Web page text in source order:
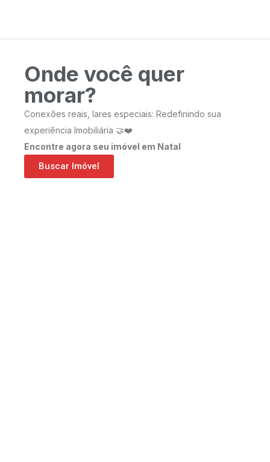
Onde você quer
morar?
Conexões reais, lares especiais: Redefinindo sua
experiência Imobiliária 🤝❤️
Encontre agora seu imóvel em Natal
Buscar Imóvel